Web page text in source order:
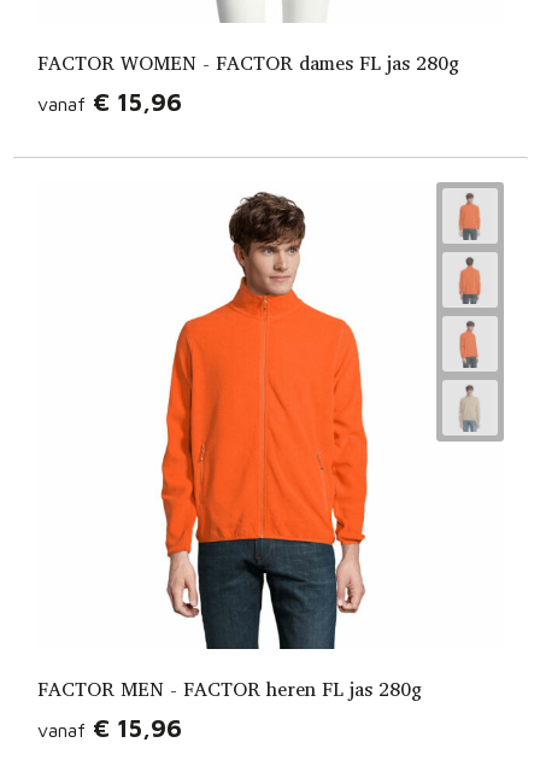
FACTOR WOMEN - FACTOR dames FL jas 280g
vanaf € 15,96
FACTOR MEN - FACTOR heren FL jas 280g
vanaf € 15,96